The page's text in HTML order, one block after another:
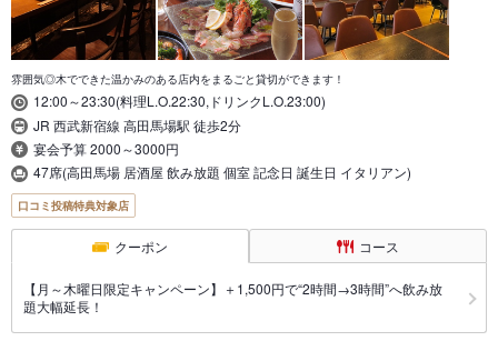
雰囲気◎木でできた温かみのある店内をまるごと貸切ができます！
12:00～23:30(料理L.O.22:30,ドリンクL.O.23:00)
JR 西武新宿線 高田馬場駅 徒歩2分
宴会予算 2000～3000円
47席(高田馬場 居酒屋 飲み放題 個室 記念日 誕生日 イタリアン)
口コミ投稿特典対象店
クーポン コース
【月～木曜日限定キャンペーン】＋1,500円で“2時間→3時間”へ飲み放
題大幅延長！